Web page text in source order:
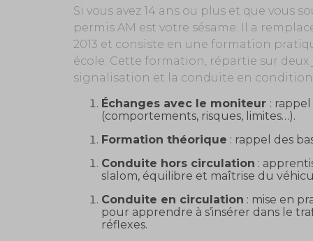
Si vous avez 14 ans ou plus et que vous
permis AM est votre sésame. Il a
2013 et consiste en une formation
école. Cette formation, répartie sur
signalisation et la conduite en
Échanges avec le moniteur :
(comportements, risques, limites…).
Formation théorique : rappel des
Conduite hors circulation :
slalom, équilibre et maîtrise du
Conduite en circulation : mise en
pour apprendre à s’insérer dans le
réflexes.